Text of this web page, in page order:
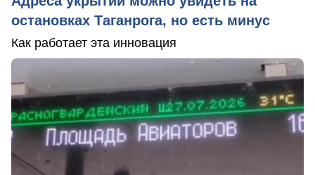
остановках Таганрога, но есть минус
Как работает эта инновация